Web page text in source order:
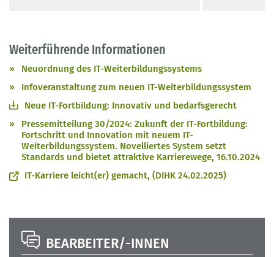
Weiterführende Informationen
Neuordnung des IT-Weiterbildungssystems
Infoveranstaltung zum neuen IT-Weiterbildungssystem
Neue IT-Fortbildung: Innovativ und bedarfsgerecht
Pressemitteilung 30/2024: Zukunft der IT-Fortbildung:
Fortschritt und Innovation mit neuem IT-
Weiterbildungssystem. Novelliertes System setzt
Standards und bietet attraktive Karrierewege, 16.10.2024
IT-Karriere leicht(er) gemacht, (DIHK 24.02.2025)
BEARBEITER/-INNEN